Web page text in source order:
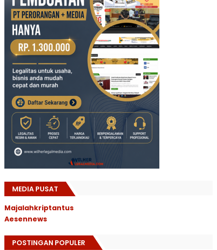
MEDIA PUSAT
Majalahkriptantus
Aesennews
POSTINGAN POPULER